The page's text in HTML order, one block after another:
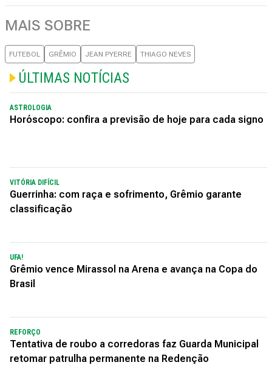
MAIS SOBRE
FUTEBOL GRÊMIO JEAN PYERRE THIAGO NEVES
ÚLTIMAS NOTÍCIAS
ASTROLOGIA
Horóscopo: confira a previsão de hoje para cada signo
VITÓRIA DIFÍCIL
Guerrinha: com raça e sofrimento, Grêmio garante
classificação
UFA!
Grêmio vence Mirassol na Arena e avança na Copa do
Brasil
REFORÇO
Tentativa de roubo a corredoras faz Guarda Municipal
retomar patrulha permanente na Redenção